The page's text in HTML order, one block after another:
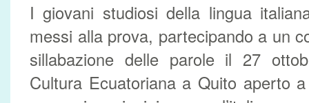
I giovani studiosi della lingua
messi alla prova, partecipando a un
sillabazione delle parole il 27
Cultura Ecuatoriana a Quito aperto